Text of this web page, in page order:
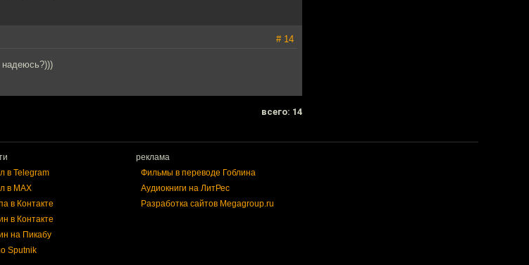
# 14
всего: 14
в Telegram
в MAX
в Контакте
в Контакте
на Пикабу
Sputnik
реклама
Фильмы в переводе Гоблина
Аудиокниги на ЛитРес
Разработка сайтов Megagroup.ru